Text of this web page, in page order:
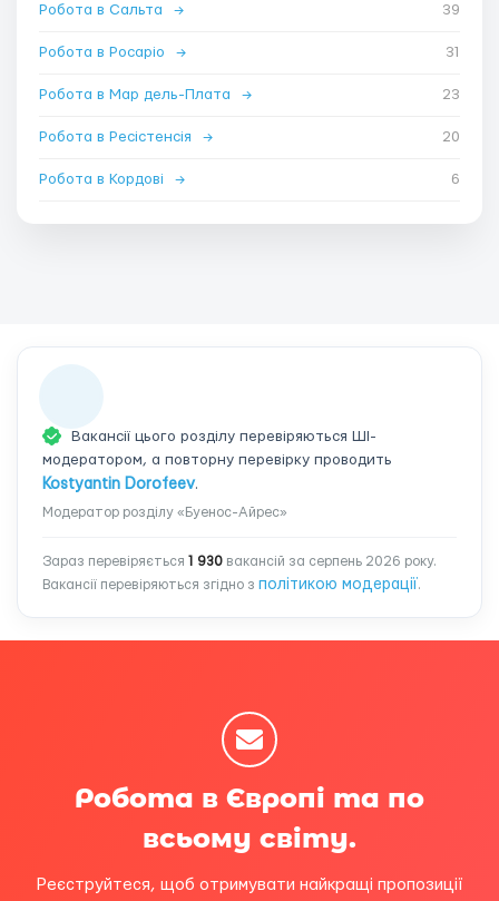
Робота в Сальта → 39
Робота в Росаріо → 31
Робота в Мар дель-Плата → 23
Робота в Ресістенсія → 20
Робота в Кордові → 6
Вакансії цього розділу перевіряються ШІ-
модератором, а повторну перевірку проводить
Kostyantin Dorofeev.
Модератор розділу «Буенос-Айрес»
Зараз перевіряється 1 930 вакансій за серпень 2026 року.
Вакансії перевіряються згідно з політикою модерації.
Робота в Європі та по
всьому світу.
Реєструйтеся, щоб отримувати найкращі пропозиції